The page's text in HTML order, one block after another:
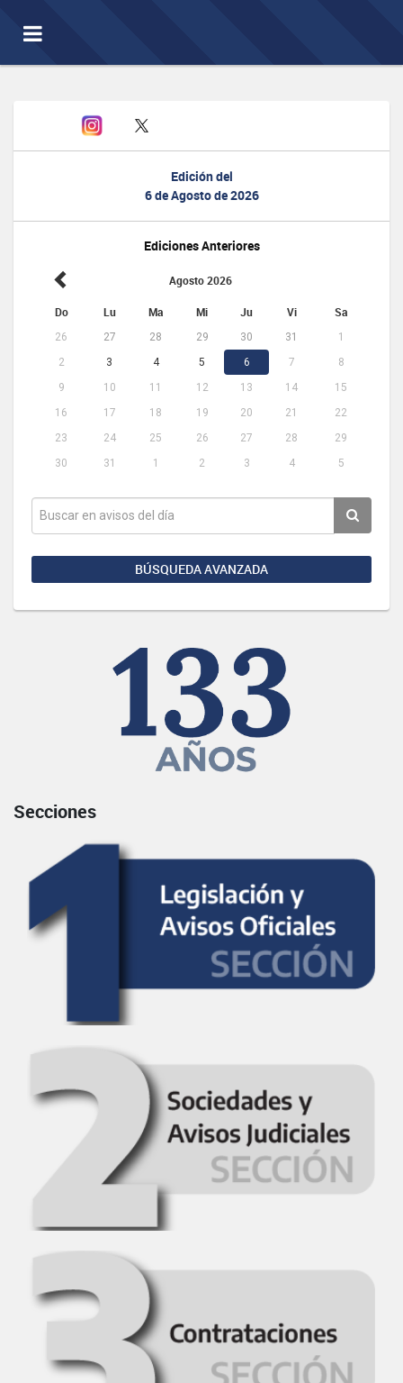
Toggle
navigation
Edición del
6 de Agosto de 2026
Ediciones Anteriores
Agosto 2026
Do Lu Ma Mi Ju Vi Sa
26 27 28 29 30 31
1
2
3 4 5 6 7
8
9
10 11 12 13 14
15
16
17 18 19 20 21
22
23
24 25 26 27 28
29
30
31 1 2 3 4 5
BÚSQUEDA AVANZADA
Secciones